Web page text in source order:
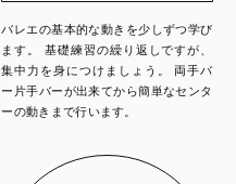
バレエの基本的な動きを少しずつ学び
ます。 基礎練習の繰り返しですが、
集中力を身につけましょう。 両手バ
ー片手バーが出来てから簡単なセンタ
ーの動きまで行います。